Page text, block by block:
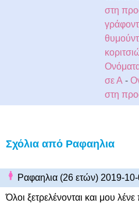
στη
σε Α -
στη
Σχόλια από Ραφαηλια
Ραφαηλια (26 ετών) 2019-
Όλοι ξετρελένονται και μου